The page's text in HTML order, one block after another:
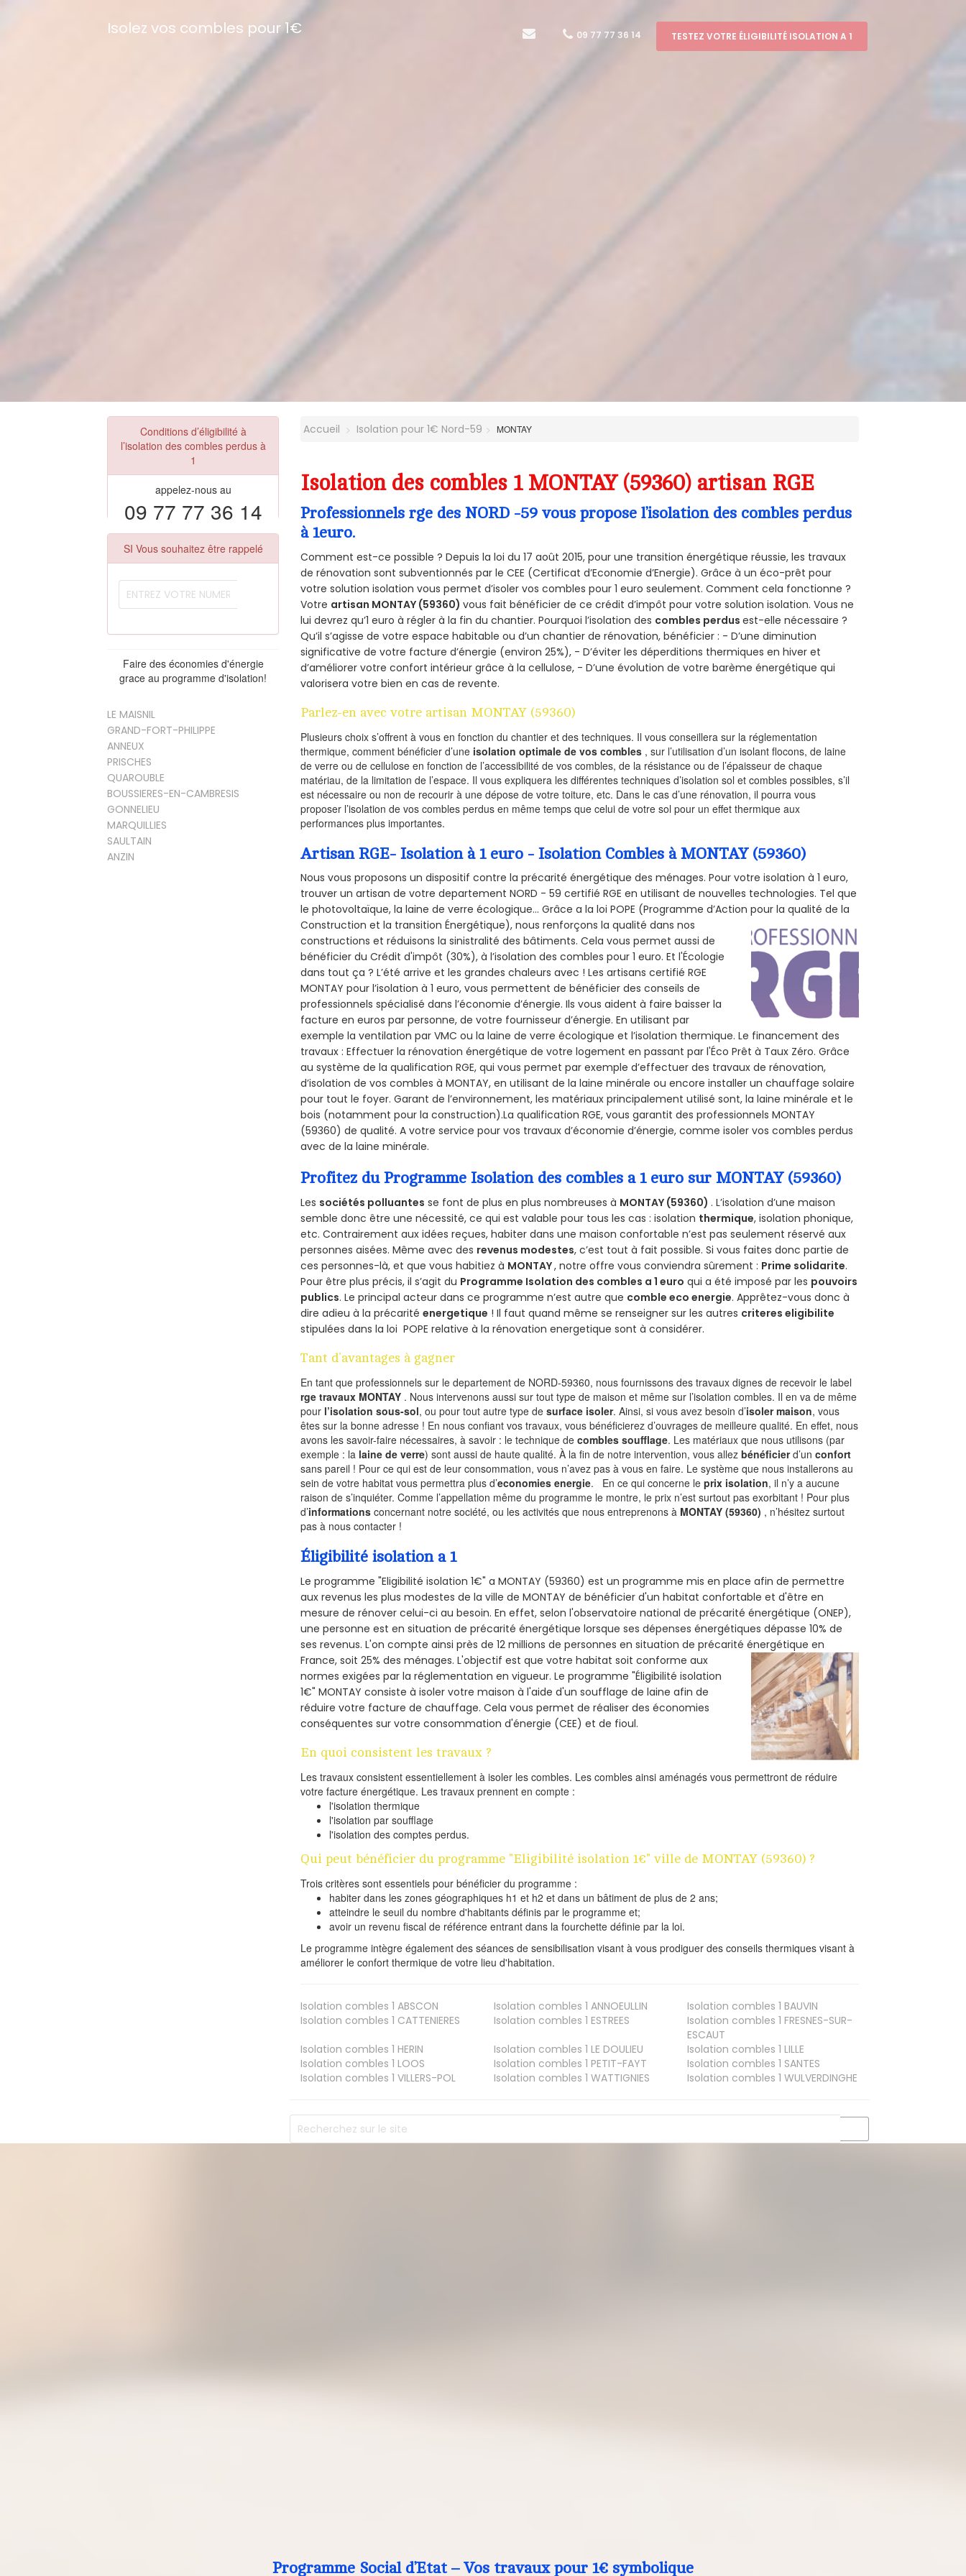
Isolez vos combles pour 1€ 09 77 77 36 14 TESTEZ VOTRE ÉLIGIBILITÉ ISOLATION A 1
Conditions d’éligibilité à
l’isolation des combles perdus à
1
appelez-nous au
09 77 77 36 14
SI Vous souhaitez être rappelé
Faire des économies d'énergie
grace au programme d'isolation!
LE MAISNIL
GRAND-FORT-PHILIPPE
ANNEUX
PRISCHES
QUAROUBLE
BOUSSIERES-EN-CAMBRESIS
GONNELIEU
MARQUILLIES
SAULTAIN
ANZIN
Accueil Isolation pour 1€ Nord-59 MONTAY
Isolation des combles 1 MONTAY (59360) artisan RGE
Professionnels rge des NORD -59 vous propose l’isolation des combles perdus
à 1euro.
Comment est-ce possible ? Depuis la loi du 17 août 2015, pour une transition énergétique réussie, les travaux
de rénovation sont subventionnés par le CEE (Certificat d’Economie d’Energie). Grâce à un éco-prêt pour
votre solution isolation vous permet d’isoler vos combles pour 1 euro seulement. Comment cela fonctionne ?
Votre artisan MONTAY (59360)vous fait bénéficier de ce crédit d’impôt pour votre solution isolation. Vous ne
lui devrez qu’1 euro à régler à la fin du chantier. Pourquoi l’isolation des combles perdusest-elle nécessaire ?
Qu’il s’agisse de votre espace habitable ou d’un chantier de rénovation, bénéficier : - D’une diminution
significative de votre facture d’énergie (environ 25%), - D’éviter les déperditions thermiques en hiver et
d’améliorer votre confort intérieur grâce à la cellulose, - D’une évolution de votre barème énergétique qui
valorisera votre bien en cas de revente.
Parlez-en avec votre artisan MONTAY (59360)
Plusieurs choix s’offrent à vous en fonction du chantier et des techniques. Il vous conseillera sur la réglementation
thermique, comment bénéficier d’une isolation optimale de vos combles , sur l’utilisation d’un isolant flocons, de laine
de verre ou de cellulose en fonction de l’accessibilité de vos combles, de la résistance ou de l’épaisseur de chaque
matériau, de la limitation de l’espace. Il vous expliquera les différentes techniques d’isolation sol et combles possibles, s’il
est nécessaire ou non de recourir à une dépose de votre toiture, etc. Dans le cas d’une rénovation, il pourra vous
proposer l’isolation de vos combles perdus en même temps que celui de votre sol pour un effet thermique aux
performances plus importantes.
Artisan RGE- Isolation à 1 euro - Isolation Combles à MONTAY (59360)
Nous vous proposons un dispositif contre la précarité énergétique des ménages. Pour votre isolation à 1 euro,
trouver un artisan de votre departement NORD - 59 certifié RGE en utilisant de nouvelles technologies. Tel que
le photovoltaïque, la laine de verre écologique... Grâce a la loi POPE (Programme d’Action pour la qualité de la
Construction et la transition Énergétique), nous renforçons la qualité dans nos
constructions et réduisons la sinistralité des bâtiments. Cela vous permet aussi de
bénéficier du Crédit d'impôt (30%), à l’isolation des combles pour 1 euro. Et l'Écologie
dans tout ça ? L’été arrive et les grandes chaleurs avec ! Les artisans certifié RGE
MONTAY pour l’isolation à 1 euro, vous permettent de bénéficier des conseils de
professionnels spécialisé dans l’économie d’énergie. Ils vous aident à faire baisser la
facture en euros par personne, de votre fournisseur d’énergie. En utilisant par
exemple la ventilation par VMC ou la laine de verre écologique et l’isolation thermique. Le financement des
travaux : Effectuer la rénovation énergétique de votre logement en passant par l'Éco Prêt à Taux Zéro. Grâce
au système de la qualification RGE, qui vous permet par exemple d’effectuer des travaux de rénovation,
d’isolation de vos combles à MONTAY, en utilisant de la laine minérale ou encore installer un chauffage solaire
pour tout le foyer. Garant de l’environnement, les matériaux principalement utilisé sont, la laine minérale et le
bois (notamment pour la construction).La qualification RGE, vous garantit des professionnels MONTAY
(59360) de qualité. A votre service pour vos travaux d’économie d’énergie, comme isoler vos combles perdus
avec de la laine minérale.
Profitez du Programme Isolation des combles a 1 euro sur MONTAY (59360)
Les sociétés polluantes se font de plus en plus nombreuses à MONTAY (59360) . L’isolation d’une maison
semble donc être une nécessité, ce qui est valable pour tous les cas : isolation thermique, isolation phonique,
etc. Contrairement aux idées reçues, habiter dans une maison confortable n’est pas seulement réservé aux
personnes aisées. Même avec des revenus modestes, c’est tout à fait possible. Si vous faites donc partie de
ces personnes-là, et que vous habitiez à MONTAY, notre offre vous conviendra sûrement : Prime solidarite.
Pour être plus précis, il s’agit du Programme Isolation des combles a 1 euro qui a été imposé par les pouvoirs
publics. Le principal acteur dans ce programme n’est autre que comble eco energie. Apprêtez-vous donc à
dire adieu à la précaritéenergetique ! Il faut quand même se renseigner sur les autres criteres eligibilite
stipulées dans la loi POPE relative à la rénovation energetique sont à considérer.
Tant d’avantages à gagner
En tant que professionnels sur le departement de NORD-59360, nous fournissons des travaux dignes de recevoir le label
rge travaux MONTAY . Nous intervenons aussi sur tout type de maison et même sur l’isolation combles. Il en va de même
pour l’isolation sous-sol, ou pour tout autre type desurface isoler. Ainsi, si vous avez besoin d’isoler maison, vous
êtes sur la bonne adresse ! En nous confiant vos travaux, vous bénéficierez d’ouvrages de meilleure qualité. En effet, nous
avons les savoir-faire nécessaires, à savoir : le technique decombles soufflage. Les matériaux que nous utilisons (par
exemple : la laine de verre) sont aussi de haute qualité. À la fin de notre intervention, vous allezbénéficierd’unconfort
sans pareil ! Pour ce qui est de leur consommation, vous n’avez pas à vous en faire. Le système que nous installerons au
sein de votre habitat vous permettra plus d’economies energie. En ce qui concerne leprix isolation, il n’y a aucune
raison de s’inquiéter. Comme l’appellation même du programme le montre, le prix n’est surtout pas exorbitant ! Pour plus
d’informations concernant notre société, ou les activités que nous entreprenons à MONTAY (59360) , n’hésitez surtout
pas à nous contacter !
Éligibilité isolation a 1
Le programme "Eligibilité isolation 1€" a MONTAY (59360) est un programme mis en place afin de permettre
aux revenus les plus modestes de la ville de MONTAY de bénéficier d'un habitat confortable et d'être en
mesure de rénover celui-ci au besoin. En effet, selon l'observatoire national de précarité énergétique (ONEP),
une personne est en situation de précarité énergétique lorsque ses dépenses énergétiques dépasse 10% de
ses revenus. L'on compte ainsi près de 12 millions de personnes en situation de précarité énergétique en
France, soit 25% des ménages.L'objectif est que votre habitat soit conforme aux
normes exigées par la réglementation en vigueur. Le programme "Éligibilité isolation
1€" MONTAY consiste à isoler votre maison à l'aide d'un soufflage de laine afin de
réduire votre facture de chauffage. Cela vous permet de réaliser des économies
conséquentes sur votre consommation d'énergie (CEE) et de fioul.
En quoi consistent les travaux ?
Les travaux consistent essentiellement à isoler les combles. Les combles ainsi aménagés vous permettront de réduire
votre facture énergétique. Les travaux prennent en compte :
l'isolation thermique
l'isolation par soufflage
l'isolation des comptes perdus.
Qui peut bénéficier du programme "Eligibilité isolation 1€" ville de MONTAY (59360) ?
Trois critères sont essentiels pour bénéficier du programme :
habiter dans les zones géographiques h1 et h2 et dans un bâtiment de plus de 2 ans;
atteindre le seuil du nombre d'habitants définis par le programme et;
avoir un revenu fiscal de référence entrant dans la fourchette définie par la loi.
Le programme intègre également des séances de sensibilisation visant à vous prodiguer des conseils thermiques visant à
améliorer le confort thermique de votre lieu d'habitation.
Isolation combles 1 ABSCON Isolation combles 1 ANNOEULLIN Isolation combles 1 BAUVIN
Isolation combles 1 CATTENIERES Isolation combles 1 ESTREES Isolation combles 1 FRESNES-SUR-
ESCAUT
Isolation combles 1 HERIN Isolation combles 1 LE DOULIEU Isolation combles 1 LILLE
Isolation combles 1 LOOS Isolation combles 1 PETIT-FAYT Isolation combles 1 SANTES
Isolation combles 1 VILLERS-POL Isolation combles 1 WATTIGNIES Isolation combles 1 WULVERDINGHE
Programme Social d’Etat – Vos travaux pour 1€ symbolique